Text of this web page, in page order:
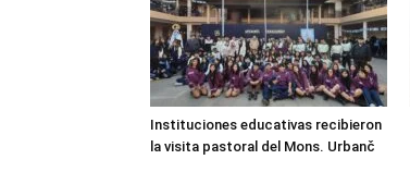
Instituciones educativas recibieron
la visita pastoral del Mons. Urbanč